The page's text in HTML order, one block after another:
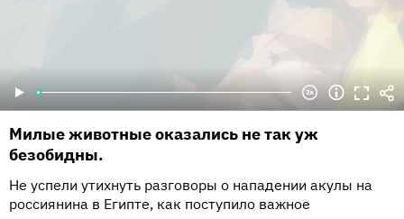
Милые животные оказались не так уж
безобидны.
Не успели утихнуть разговоры о нападении акулы на
россиянина в Египте, как поступило важное